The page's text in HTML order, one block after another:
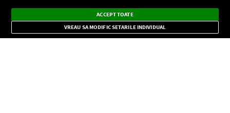
CONFIDENŢIALITATE
Dark
Mode
Radio live, podcasturi, știri și alerte
importante.
×
ACCEPT TOATE
VREAU SA MODIFIC SETARILE INDIVIDUAL